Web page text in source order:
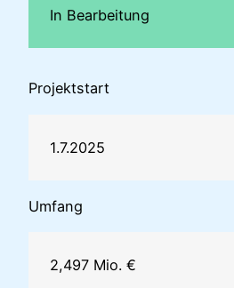
In Bearbeitung
Projektstart
1.7.2025
Umfang
2,497 Mio. €